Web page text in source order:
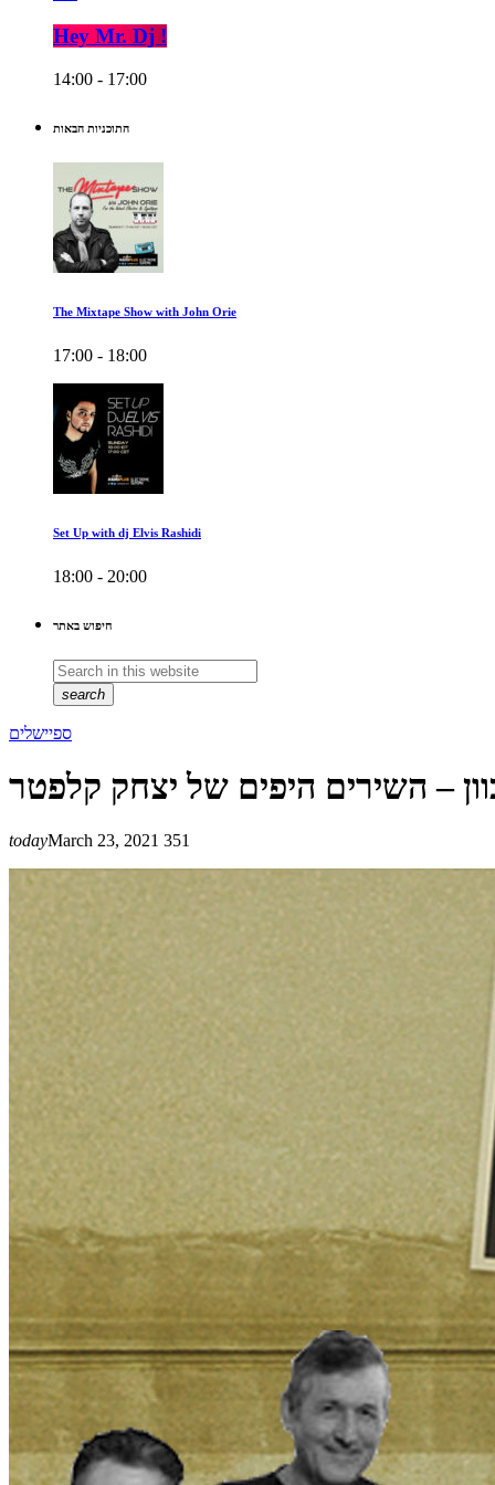
Hey Mr. Dj !
14:00 - 17:00
התוכניות הבאות
The Mixtape Show with John Orie
17:00 - 18:00
Set Up with dj Elvis Rashidi
18:00 - 20:00
חיפוש באתר
search
ספיישלים
todayMarch 23, 2021 351